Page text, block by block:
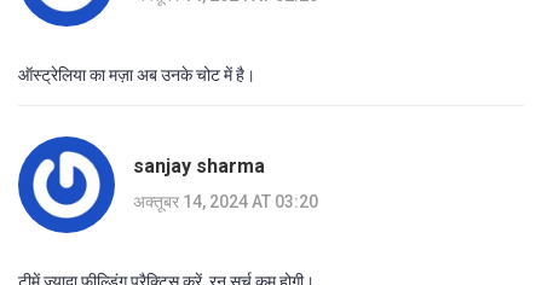
ऑस्ट्रेलिया का मज़ा अब उनके चोट में है।
sanjay sharma
अक्तूबर 14, 2024 AT 03:20